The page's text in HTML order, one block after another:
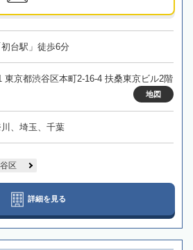
台駅」徒歩6分
東京都渋谷区本町2-16-4 扶桑東京ビル2階
地図
、埼玉、千葉
区
詳細を見る